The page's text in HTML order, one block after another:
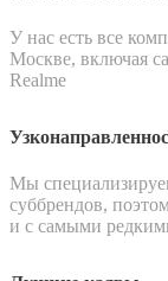
У нас есть все
Москве, включая
Realme
Мы
суббрендов,
и с самыми